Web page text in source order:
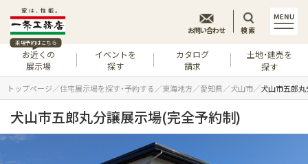
来場予約はこちら
お近くの
展示場
イベントを
探す
カタログ
請求
土地・建売を
探す
お問い合わせ 検索
トップページ 住宅展示場を探す・予約する 東海地方 愛知県 犬山市 犬山市五郎
犬山市五郎丸分譲展示場(完全予約制)